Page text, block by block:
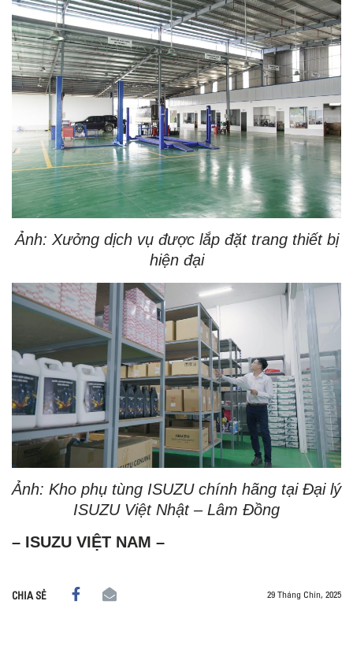
Ảnh: Xưởng dịch vụ được lắp đặt trang thiết bị
hiện đại
Ảnh: Kho phụ tùng ISUZU chính hãng tại Đại lý
ISUZU Việt Nhật – Lâm Đồng
– ISUZU VIỆT NAM –
CHIA SẺ 29 Tháng Chín, 2025